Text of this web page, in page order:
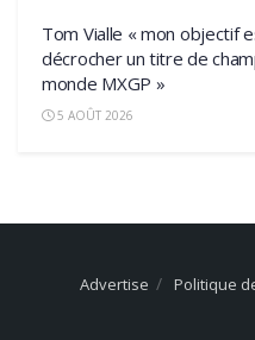
Tom Vialle « mon objectif
décrocher un titre de
monde MXGP »
5 AOÛT 2026
Advertise Politique